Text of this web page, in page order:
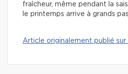
fraîcheur, même pendant la
le printemps arrive à grands
Article originalement publié sur